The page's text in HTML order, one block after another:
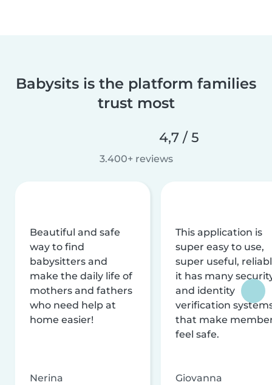
Babysits is the platform families
trust most
4,7 / 5
3.400+ reviews
Beautiful and safe
way to find
babysitters and
make the daily life of
mothers and fathers
who need help at
home easier!
Nerina
This application is
super easy to use,
super useful,
it has many
and identity
verification
that make
feel safe.
Giovanna